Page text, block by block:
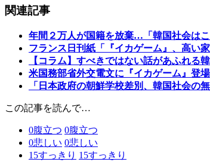
関連記事
年間２万人が国籍を放棄…「韓国社会はこ
フランス日刊紙「『イカゲーム』、高い
【コラム】すべきではない話があふれる
米国務部省外交電文に『イカゲーム』登
「日本政府の朝鮮学校差別、韓国社会の
この記事を読んで…
0腹立つ 0腹立つ
0悲しい 0悲しい
15すっきり 15すっきり